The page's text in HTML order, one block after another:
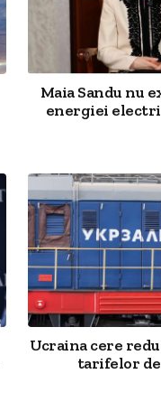
Maia Sandu nu
energiei
Ucraina cere
tarifelor